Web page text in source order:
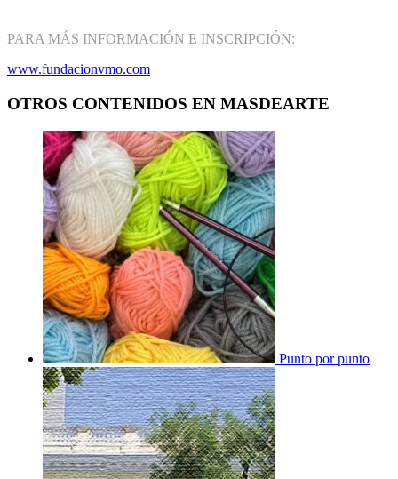
PARA MÁS INFORMACIÓN E INSCRIPCIÓN:
www.fundacionvmo.com
OTROS CONTENIDOS EN MASDEARTE
Punto por punto